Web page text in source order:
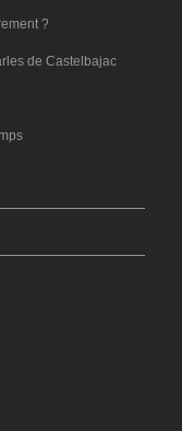
?
de Castelbajac